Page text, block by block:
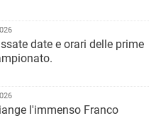
date e orari delle prime
l'immenso Franco